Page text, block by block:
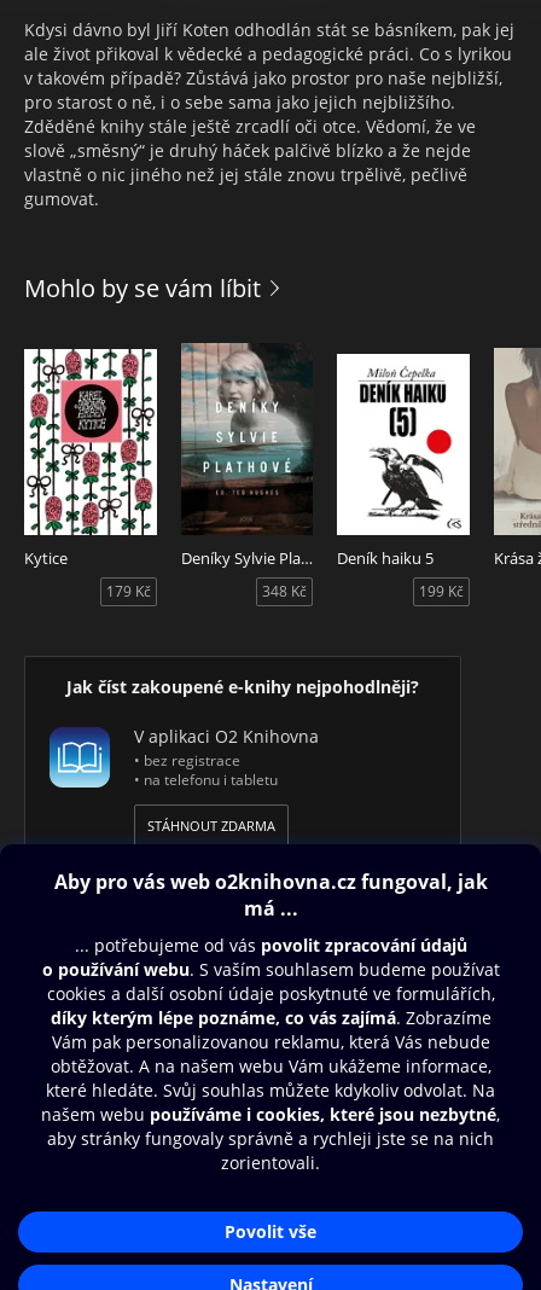
Kdysi dávno byl Jiří Koten odhodlán stát se básníkem, pak jej
ale život přikoval k vědecké a pedagogické práci. Co s lyrikou
v takovém případě? Zůstává jako prostor pro naše nejbližší,
pro starost o ně, i o sebe sama jako jejich nejbližšího.
Zděděné knihy stále ještě zrcadlí oči otce. Vědomí, že ve
slově „směsný“ je druhý háček palčivě blízko a že nejde
vlastně o nic jiného než jej stále znovu trpělivě, pečlivě
gumovat.
Mohlo by se vám líbit
Kytice
179 Kč
Deníky Sylvie Plathové
348 Kč
Deník haiku 5
199 Kč
Jak číst zakoupené e-knihy nejpohodlněji?
V aplikaci O2 Knihovna
• bez registrace
• na telefonu i tabletu
STÁHNOUT ZDARMA
Obsah ke stažení
Moje O2 Knihovna
Další zábava
Nákupní řád
Přístupnost
Zásady zpracování osobních údajů
Aplikace O2 Knihovna